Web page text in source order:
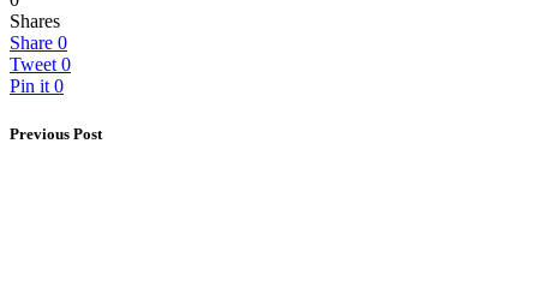
Shares
Share 0
Tweet 0
Pin it 0
Previous Post